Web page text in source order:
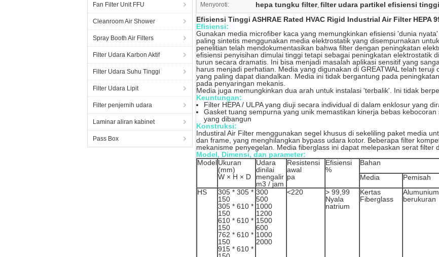
Fan Filter Unit FFU
Cleanroom Air Shower
Spray Booth Air Filters
Filter Udara Karbon Aktif
Filter Udara Suhu Tinggi
Filter Udara Lipit
Filter penjernih udara
Laminar aliran kabinet
Pass Box
Menyoroti: hepa tungku filter, filter udara partikel efisiensi tinggi
Efisiensi Tinggi ASHRAE Rated HVAC Rigid Industrial Air Filter HEPA
Efisiensi:
Gunakan media microfiber kaca yang memungkinkan efisiensi 'dunia
paling sintetis menggunakan media elektrostatik yang disempurnakan
penelitian telah mendokumentasikan bahwa filter dengan peningkatan
efisiensi penyisihan dimulai tinggi tetapi sebagai peningkatan elektrostatik
turun secara dramatis. Ini bisa menjadi masalah aplikasi sensitif yang
harus menjadi perhatian. Media yang digunakan di GREATWAL telah
yang paling dapat diandalkan. Media ini tidak bergantung pada
pada penyaringan mekanis.
Media juga memungkinkan dua arah untuk instalasi 'terbalik'. Ini tidak
Keuntungan:
Filter HEPA / ULPA yang diuji secara individual di dalam enklosur yang
Gasket tuang sempurna yang unik memastikan kinerja bebas
yang dibangun
Konstruksi:
Industiral Air Filter menggunakan segel khusus di sekeliling paket media
dan frame, yang menghilangkan bypass udara kotor. Beberapa filter
mekanisme penyegelan. Media fiberglass ini dapat melepaskan serat filter
Model, Dimensi, dan parameter:
ModelUkuran
(mm)
W × H × D
Udara
dinilai
mengalir
m3 / jam
Resistensi
awal
pa
Efisiensi
%
Bahan
Media
Pemisah
HS
305 * 305 *
150
305 * 610 *
150
610 * 610 *
150
762 * 610 *
150
915 * 610 *
300
500
1000
1200
1500
600
1000
2000
<220
> 99,99
Nyala
natrium
Kertas
Fiberglass
berukuran